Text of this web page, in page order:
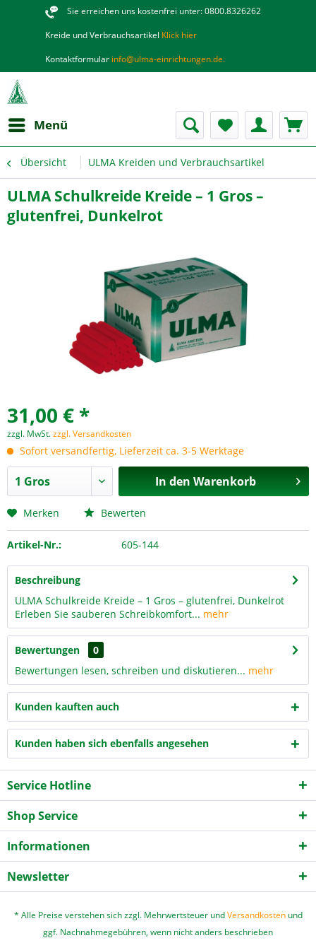
Sie erreichen uns kostenfrei unter: 0800.8326262
Kreide und Verbrauchsartikel Klick hier
Kontaktformular info@ulma-einrichtungen.de.
Menü
Übersicht ULMA Kreiden und Verbrauchsartikel
ULMA Schulkreide Kreide – 1 Gros –
glutenfrei, Dunkelrot
31,00 € *
zzgl. MwSt.zzgl. Versandkosten
Sofort versandfertig, Lieferzeit ca. 3-5 Werktage
In den Warenkorb
Merken Bewerten
Artikel-Nr.: 605-144
Beschreibung
ULMA Schulkreide Kreide – 1 Gros – glutenfrei, Dunkelrot
Erleben Sie sauberen Schreibkomfort... mehr
Bewertungen
0
Bewertungen lesen, schreiben und diskutieren... mehr
Kunden kauften auch
Kunden haben sich ebenfalls angesehen
Service Hotline
Shop Service
Informationen
Newsletter
* Alle Preise verstehen sich zzgl. Mehrwertsteuer undVersandkostenund
ggf. Nachnahmegebühren, wenn nicht anders beschrieben